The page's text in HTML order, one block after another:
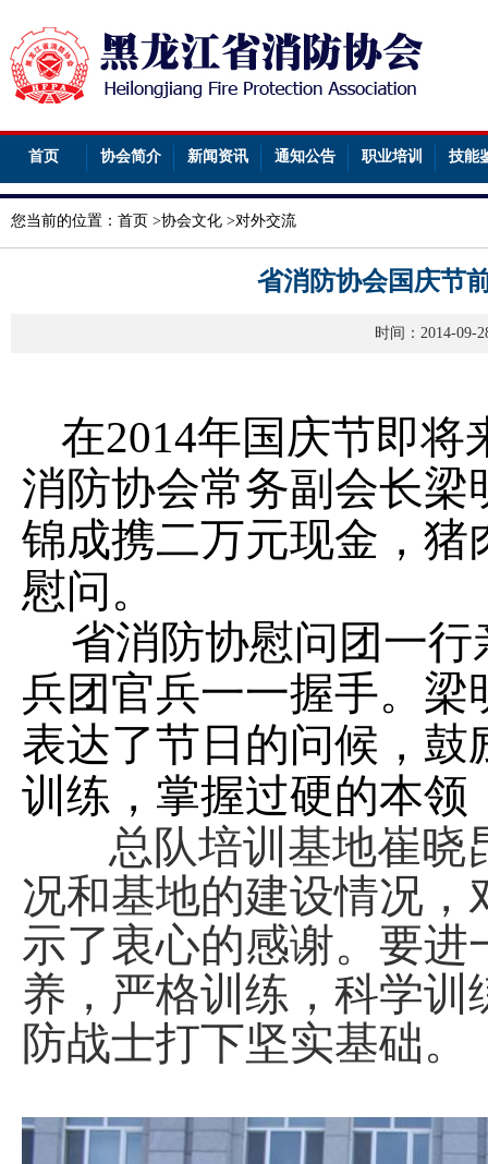
首页 协会简介 新闻资讯 通知公告 职业培训 技能
您当前的位置： 首页 >协会文化 >对外交流
省消防协会国庆节
时间：2014-09-
在2014年国庆节即将
消防协会常务副会长
锦成携二万元现金，
慰问。
省消防协慰问团一
兵团官兵一一握手。
表达了节日的问候，
训练，掌握过硬的本
总队培训基地崔晓
况和基地的建设情况
示了衷心的感谢。要
养，严格训练，科学
防战士打下坚实基础。